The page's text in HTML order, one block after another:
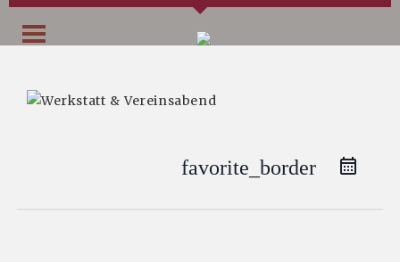
favorite_border